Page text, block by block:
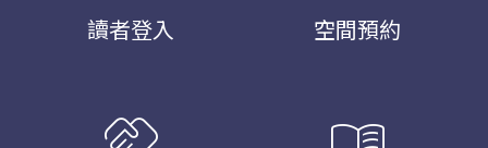
讀者登入 空間預約